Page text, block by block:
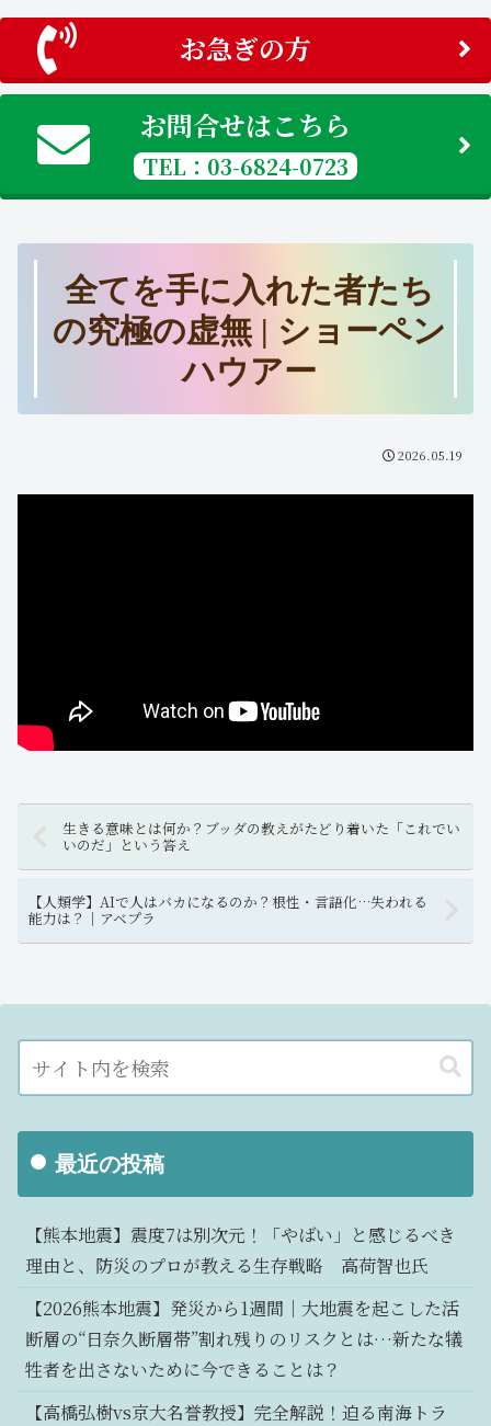
お急ぎの方
お問合せはこちら
TEL：03-6824-0723
全てを手に入れた者たち
の究極の虚無 | ショーペン
ハウアー
2026.05.19
生きる意味とは何か？ブッダの教えがたどり着いた「これでい
いのだ」という答え
【人類学】AIで人はバカになるのか？根性・言語化…失われる
能力は？｜アベプラ
最近の投稿
【熊本地震】震度7は別次元！「やばい」と感じるべき
理由と、防災のプロが教える生存戦略 高荷智也氏
【2026熊本地震】発災から1週間｜大地震を起こした活
断層の“日奈久断層帯”割れ残りのリスクとは…新たな犠
牲者を出さないために今できることは？
【高橋弘樹vs京大名誉教授】完全解説！迫る南海トラ